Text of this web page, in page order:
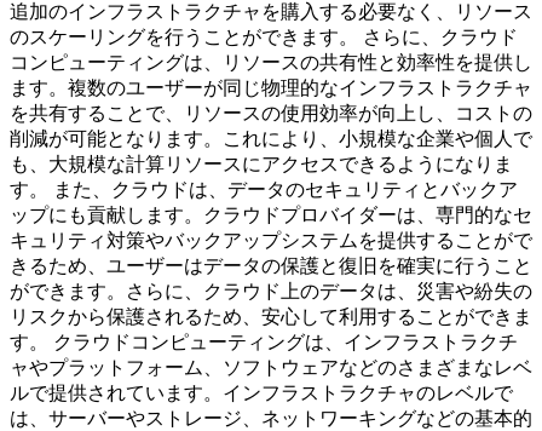
追加のインフラストラクチャを購入する必要なく、リソース
のスケーリングを行うことができます。 さらに、クラウド
コンピューティングは、リソースの共有性と効率性を提供し
ます。複数のユーザーが同じ物理的なインフラストラクチャ
を共有することで、リソースの使用効率が向上し、コストの
削減が可能となります。これにより、小規模な企業や個人で
も、大規模な計算リソースにアクセスできるようになりま
す。 また、クラウドは、データのセキュリティとバックア
ップにも貢献します。クラウドプロバイダーは、専門的なセ
キュリティ対策やバックアップシステムを提供することがで
きるため、ユーザーはデータの保護と復旧を確実に行うこと
ができます。さらに、クラウド上のデータは、災害や紛失の
リスクから保護されるため、安心して利用することができま
す。 クラウドコンピューティングは、インフラストラクチ
ャやプラットフォーム、ソフトウェアなどのさまざまなレベ
ルで提供されています。インフラストラクチャのレベルで
は、サーバーやストレージ、ネットワーキングなどの基本的